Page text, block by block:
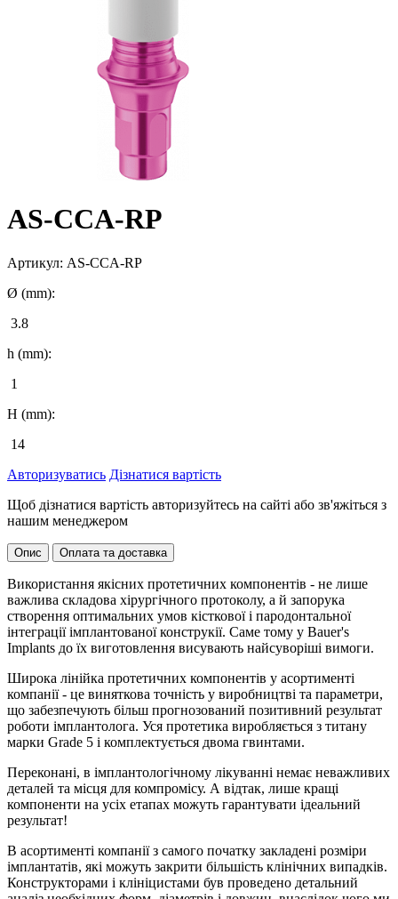
AS-CCA-RP
Артикул: AS-CCA-RP
Ø (mm):
3.8
h (mm):
1
H (mm):
14
Авторизуватись Дізнатися вартість
Щоб дізнатися вартість авторизуйтесь на сайті або зв'яжіться з
нашим менеджером
Опис Оплата та доставка
Використання якісних протетичних компонентів - не лише
важлива складова хірургічного протоколу, а й запорука
створення оптимальних умов кісткової і пародонтальної
інтеграції імплантованої конструкії. Саме тому у Bauer's
Implants до їх виготовлення висувають найсуворіші вимоги.
Широка лінійка протетичних компонентів у асортименті
компанії - це виняткова точність у виробництві та параметри,
що забезпечують більш прогнозований позитивний результат
роботи імплантолога. Уся протетика виробляється з титану
марки Grade 5 і комплектується двома гвинтами.
Переконані, в імплантологічному лікуванні немає неважливих
деталей та місця для компромісу. А відтак, лише кращі
компоненти на усіх етапах можуть гарантувати ідеальний
результат!
В асортименті компанії з самого початку закладені розміри
імплантатів, які можуть закрити більшість клінічних випадків.
Конструкторами і клініцистами був проведено детальний